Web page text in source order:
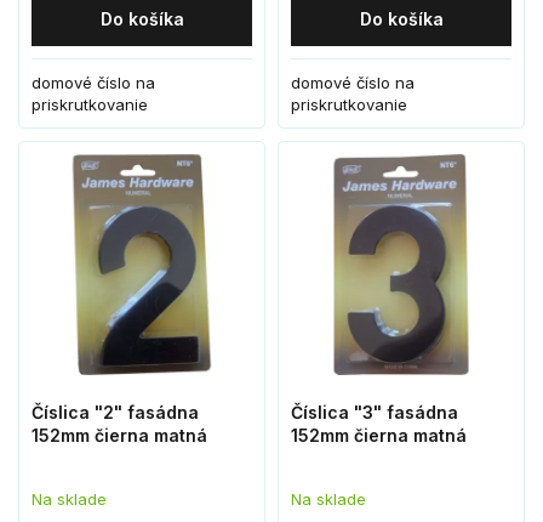
Do košíka
domové číslo na
priskrutkovanie
Do košíka
domové číslo na
priskrutkovanie
Číslica "2" fasádna
152mm čierna matná
Na sklade
Číslica "3" fasádna
152mm čierna matná
Na sklade